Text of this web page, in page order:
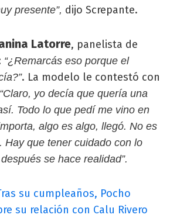
presente”, dijo Screpante.
Latorre, panelista de
“¿Remarcás eso porque el
. La modelo le contestó con
“Claro, yo decía que quería una
Todo lo que pedí me vino en
algo es algo, llegó. No es
Hay que tener cuidado con lo
se hace realidad”.
su cumpleaños, Pocho
su relación con Calu Rivero